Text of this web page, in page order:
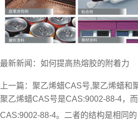
最新新闻： 如何提高热熔胶的附着力
上一篇： 聚乙烯蜡CAS号,聚乙烯蜡和
聚乙烯蜡CAS号是CAS:9002-88-4，
CAS:9002-88-4。二者的结构是相同